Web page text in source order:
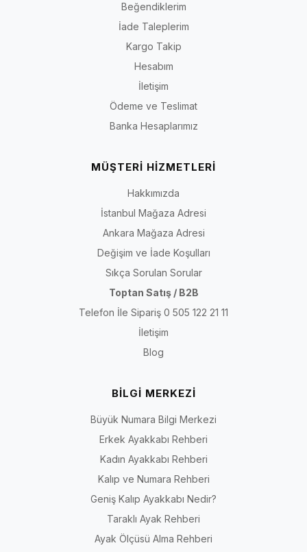
Beğendiklerim
İade Taleplerim
Kargo Takip
Hesabım
İletişim
Ödeme ve Teslimat
Banka Hesaplarımız
MÜŞTERİ HİZMETLERİ
Hakkımızda
İstanbul Mağaza Adresi
Ankara Mağaza Adresi
Değişim ve İade Koşulları
Sıkça Sorulan Sorular
Toptan Satış / B2B
Telefon İle Sipariş 0 505 122 21 11
İletişim
Blog
BİLGİ MERKEZİ
Büyük Numara Bilgi Merkezi
Erkek Ayakkabı Rehberi
Kadın Ayakkabı Rehberi
Kalıp ve Numara Rehberi
Geniş Kalıp Ayakkabı Nedir?
Taraklı Ayak Rehberi
Ayak Ölçüsü Alma Rehberi